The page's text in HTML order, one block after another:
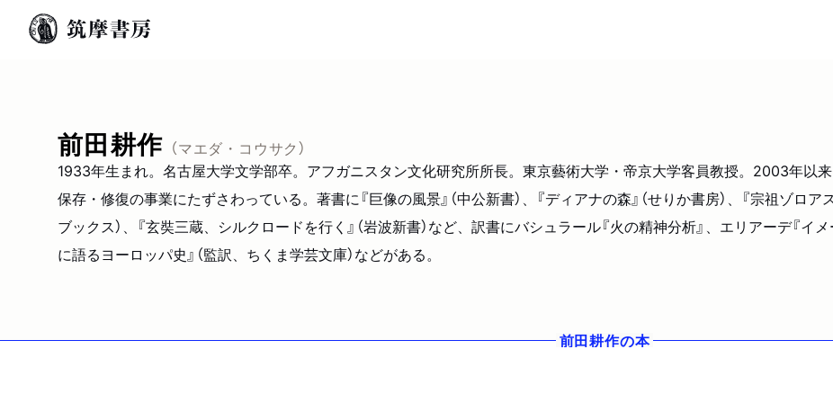
前田耕作 （マエダ・コウサク）
1933年生まれ。名古屋大学文学部卒。アフガニスタン文化研究所所長。東京藝術大学・帝京大学客員教授。2003年以
保存・修復の事業にたずさわっている。著書に『巨像の風景』（中公新書）、『ディアナの森』（せりか書房）、『宗祖ゾロア
ブックス）、『玄奘三蔵、シルクロードを行く』（岩波新書）など、訳書にバシュラール『火の精神分析』、エリアーデ『イ
に語るヨーロッパ史』（監訳、ちくま学芸文庫）などがある。
前田耕作の本